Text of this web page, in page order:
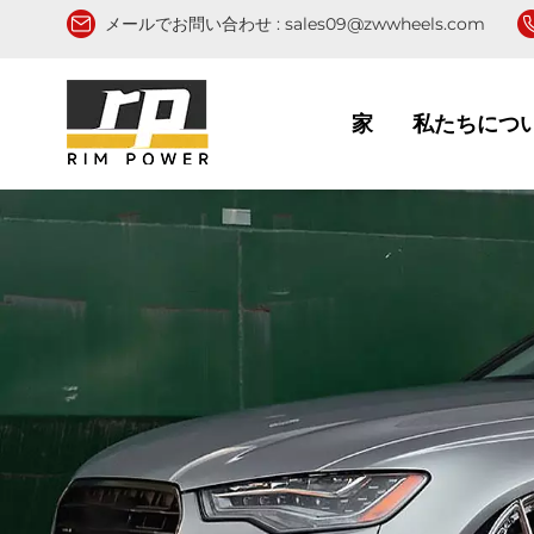
メールでお問い合わせ : sales09@zwwheels.com
家 私たちにつ